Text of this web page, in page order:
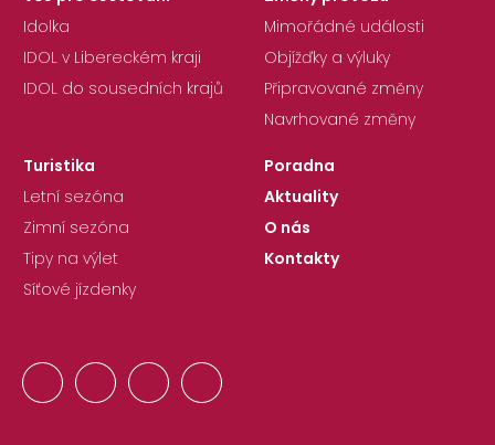
Idolka
IDOL v Libereckém kraji
IDOL do sousedních krajů
Mimořádné události
Objížďky a výluky
Připravované změny
Navrhované změny
Turistika
Letní sezóna
Zimní sezóna
Tipy na výlet
Síťové jízdenky
Poradna
Aktuality
O nás
Kontakty